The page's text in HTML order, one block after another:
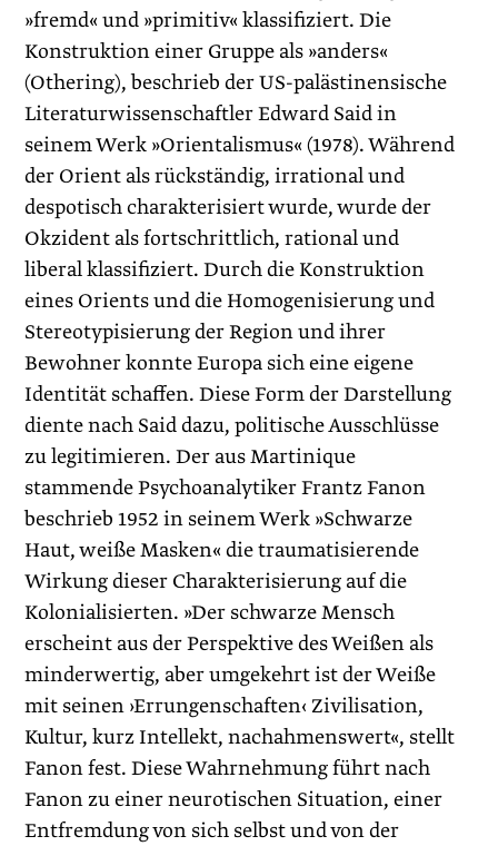
»fremd« und »primitiv« klassifiziert. Die
Konstruktion einer Gruppe als »anders«
(Othering), beschrieb der US-palästinensische
Literaturwissenschaftler Edward Said in
seinem Werk »Orientalismus« (1978). Während
der Orient als rückständig, irrational und
despotisch charakterisiert wurde, wurde der
Okzident als fortschrittlich, rational und
liberal klassifiziert. Durch die Konstruktion
eines Orients und die Homogenisierung und
Stereotypisierung der Region und ihrer
Bewohner konnte Europa sich eine eigene
Identität schaffen. Diese Form der Darstellung
diente nach Said dazu, politische Ausschlüsse
zu legitimieren. Der aus Martinique
stammende Psychoanalytiker Frantz Fanon
beschrieb 1952 in seinem Werk »Schwarze
Haut, weiße Masken« die traumatisierende
Wirkung dieser Charakterisierung auf die
Kolonialisierten. »Der schwarze Mensch
erscheint aus der Perspektive des Weißen als
minderwertig, aber umgekehrt ist der Weiße
mit seinen ›Errungenschaften‹ Zivilisation,
Kultur, kurz Intellekt, nachahmenswert«, stellt
Fanon fest. Diese Wahrnehmung führt nach
Fanon zu einer neurotischen Situation, einer
Entfremdung von sich selbst und von der